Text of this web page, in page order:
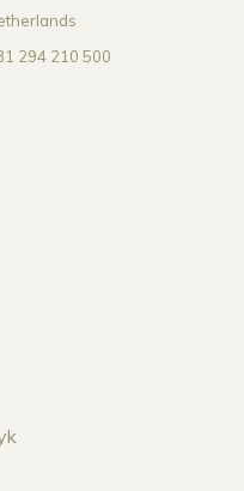
294 210 500